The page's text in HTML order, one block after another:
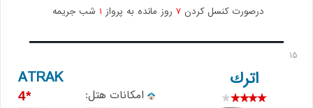
درصورت کنسل کردن 7 روز مانده به پرواز شب جریمه
15
اترك ATRAK
امکانات هتل: *4